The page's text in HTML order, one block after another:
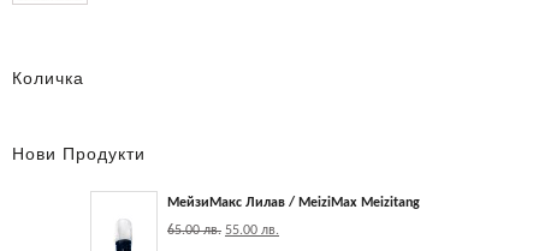
Количка
Нови Продукти
МейзиМакс Лилав / MeiziMax Meizitang
65.00лв. 55.00 лв.